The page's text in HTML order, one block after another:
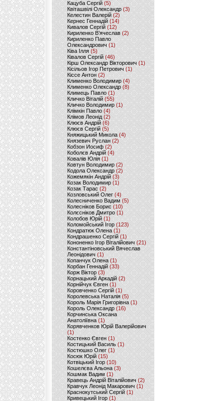
Кацуба Сергій (5)
Квіташвілі Олександр(3)
Келестин Валерій(2)
Кернес Геннадій (14)
Кивалов Сергій (12)
Кириленко В’ячеслав (2)
Кириленко Павло
Олександрович (1)
Ківа Ілля (5)
Ківалов Сергій(46)
Кірш Олександр Вікторович (1)
Кісільов Ігор Петрович (1)
Кіссе Антон (2)
Клименко Володимир(4)
Клименко Олександр (8)
Климець Павло (1)
Кличко Віталій(55)
Кличко Володимир (1)
Клімкін Павло (4)
Клімов Леонід(2)
Клюєв Андрій(6)
Клюєв Сергій (5)
Княжицький Микола(4)
Князевич Руслан (2)
Кобзон Иосиф(2)
Коболєв Андрій (4)
Ковалів Юлія(1)
Ковтун Володимир (2)
Кодола Олександр (2)
Кожемякін Андрій (3)
Козак Володимир (1)
Козак Тарас (2)
Козловський Олег(4)
Колесниченко Вадим (5)
Колесніков Борис (10)
Колєсніков Дмитро (1)
Колобов Юрій (1)
Коломойський Ігор (123)
Кондратюк Олена(1)
Кондрашенко Сергій (1)
Кононенко Ігор Віталійович (21)
Константіновський Вячеслав
Леонідович (1)
Копанчук Олена (1)
Корбан Геннадій (33)
Корж Віктор (3)
Корнацький Аркадій (2)
Корнійчук Євген (1)
Коровченко Сергій (1)
Королевська Наталія(5)
Король Марія Григорівна (1)
Король Олександр (16)
Корчинська Оксана
Анатоліївна (1)
Корявченков Юрій Валерійович
(1)
Костенко Євген (1)
Костицький Василь (1)
Костюшко Олег (1)
Косюк Юрій (15)
Котвіцький Ігор (10)
Кошелєва Альона(3)
Кошмак Вадим (1)
Кравець Андрій Віталійович (2)
Кравчук Леонід Макарович (1)
Краснокутський Сергій (1)
Кривецький Ігор (1)